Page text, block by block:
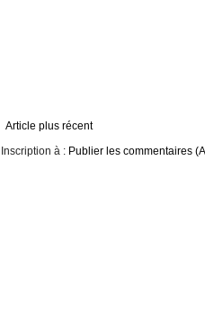
Article plus récent
Inscription à : Publier les commentaires